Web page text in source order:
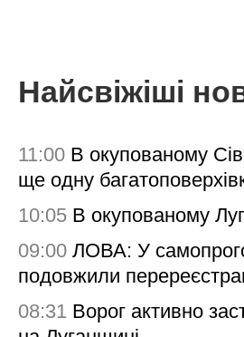
Найсвіжіші
11:00 В окупованому
ще одну
10:05 В окупованому
09:00 ЛОВА: У
подовжили
08:31 Ворог активно